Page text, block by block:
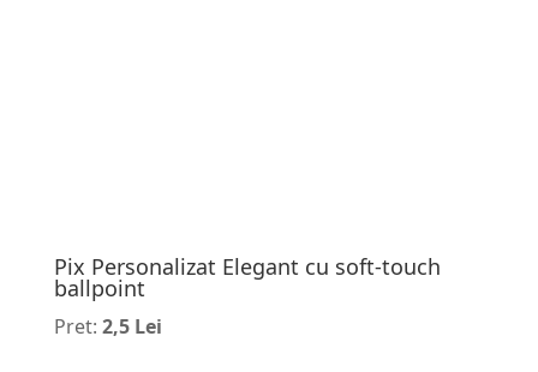
Pix Personalizat Elegant cu soft-touch
ballpoint
Pret: 2,5 Lei